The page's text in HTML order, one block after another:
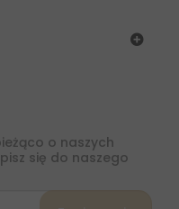
o naszych
się do naszego